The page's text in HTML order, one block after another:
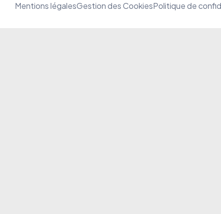
Mentions légalesGestion des CookiesPolitique de